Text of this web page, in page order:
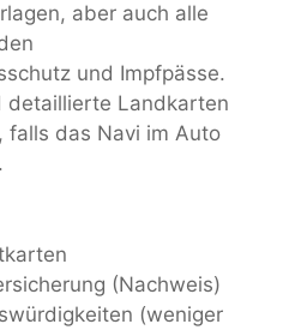
aber auch alle
und Impfpässe.
detaillierte Landkarten
falls das Navi im Auto
(Nachweis)
(weniger